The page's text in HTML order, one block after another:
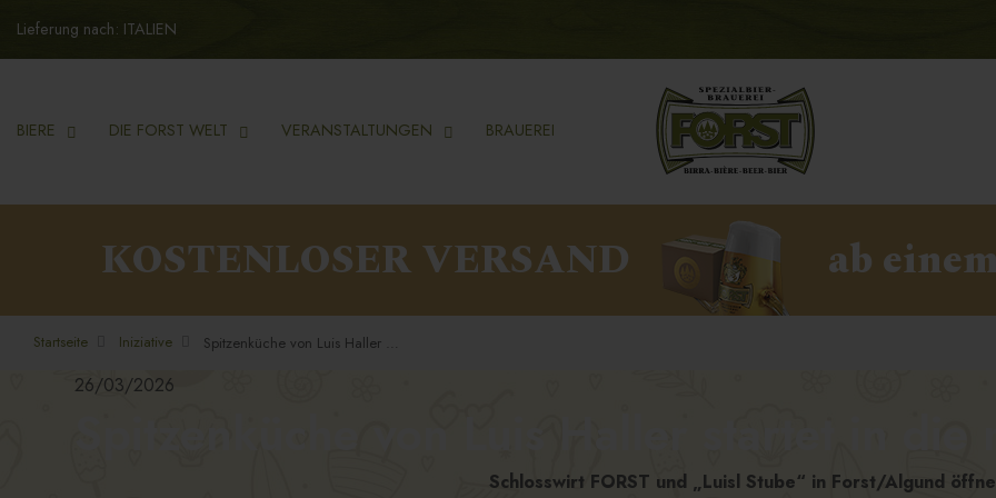
Lieferung nach: ITALIEN
BIERE DIE FORST WELT VERANSTALTUNGEN BRAUEREI
KOSTENLOSER VERSAND ab
Startseite Iniziative Spitzenküche von Luis Haller startet in die neue Saison
26/03/2026
Schlosswirt FORST und „Luisl Stube“ in Forst/Algund